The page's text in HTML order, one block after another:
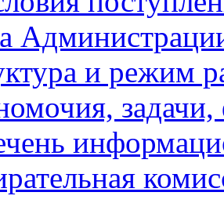
и режим